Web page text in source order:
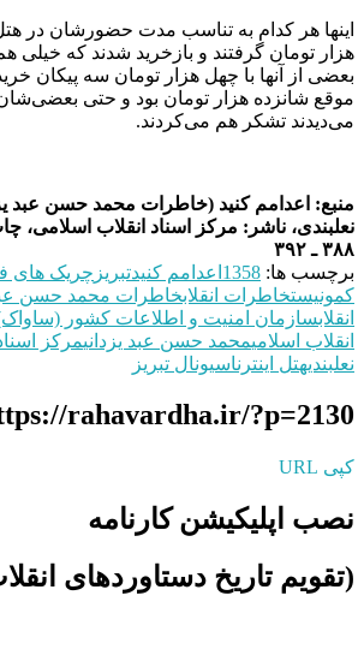
اینها هر کدام به تناسب مدت حضورشان در
هزار تومان گرفتند و بازخرید شدند که خیلی
بعضی از آنها با چهل هزار تومان سه پیکان
موقع شانزده هزار تومان بود و حتی بعضی‌شان
می‌دیدند تشکر هم می‌کردند.
منبع: اعدامم کنید (خاطرات محمد حسن عبد
۳۸۸ ـ ۳۹۲
برچسب ها: 1358 اعدامم کنیدتبریز چریک های
کمونیستخاطرات انقلابخاطرات محمد حسن عبد
انقلابسازمان امنیت و اطلاعات کشور
انقلاب اسلامیمحمد حسن عبد یزدانیمرکز
نعلبندیهتل اینترناسیونال تبریز
rahavardha.ir/?p=2130
کپی URL
نصب اپلیکیشن کارنامه
(تقویم تاریخ دستاوردهای